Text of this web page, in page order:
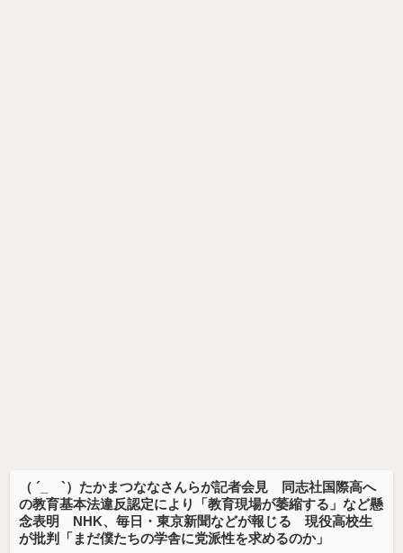
（ ´_ゝ`）たかまつななさんらが記者会見 同志社国際高へ
の教育基本法違反認定により「教育現場が萎縮する」など懸
念表明 NHK、毎日・東京新聞などが報じる 現役高校生
が批判「まだ僕たちの学舎に党派性を求めるのか」